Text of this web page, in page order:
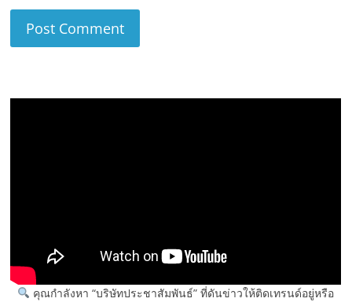
คุณกำลังหา “บริษัทประชาสัมพันธ์” ที่ดันข่าวให้ติดเทรนด์อยู่หรือ